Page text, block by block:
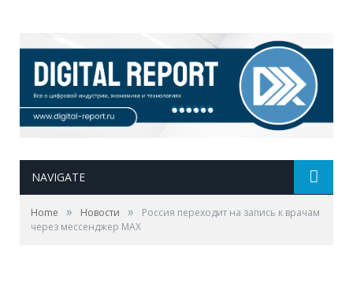
NAVIGATE
Home » Новости »
Россия переходит на запись к врачам
через мессенджер MAX